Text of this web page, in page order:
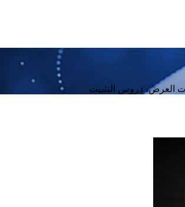
العرض، دروس التثبيت